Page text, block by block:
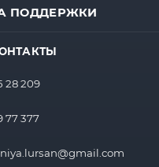
ПОДДЕРЖКИ
28 209
77 377